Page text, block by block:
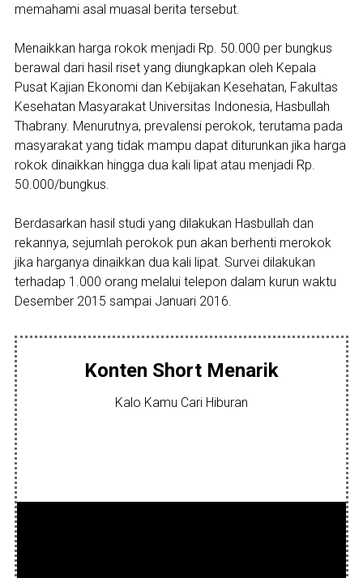
memahami asal muasal berita tersebut.
Menaikkan harga rokok menjadi Rp. 50.000 per bungkus
berawal dari hasil riset yang diungkapkan oleh Kepala
Pusat Kajian Ekonomi dan Kebijakan Kesehatan, Fakultas
Kesehatan Masyarakat Universitas Indonesia, Hasbullah
Thabrany. Menurutnya, prevalensi perokok, terutama pada
masyarakat yang tidak mampu dapat diturunkan jika harga
rokok dinaikkan hingga dua kali lipat atau menjadi Rp.
50.000/bungkus.
Berdasarkan hasil studi yang dilakukan Hasbullah dan
rekannya, sejumlah perokok pun akan berhenti merokok
jika harganya dinaikkan dua kali lipat. Survei dilakukan
terhadap 1.000 orang melalui telepon dalam kurun waktu
Desember 2015 sampai Januari 2016.
Konten Short Menarik
Kalo Kamu Cari Hiburan